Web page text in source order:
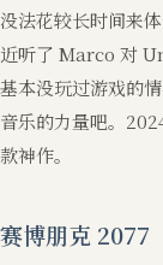
没法花较长时间来
近听了 Marco 对
基本没玩过游戏的
音乐的力量吧。
款神作。
赛博朋克 2077